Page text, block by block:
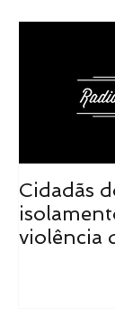
Cidadãs
violência